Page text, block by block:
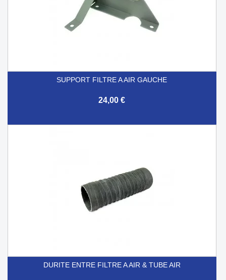
SUPPORT FILTRE A AIR GAUCHE
24,00 €
DURITE ENTRE FILTRE A AIR & TUBE AIR